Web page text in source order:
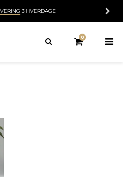
30 DAGESFORTRYDELSESRET
0